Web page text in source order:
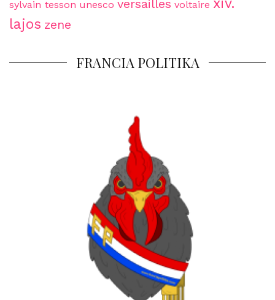
sylvain tesson unesco versailles voltaire
lajos zene
FRANCIA POLITIKA